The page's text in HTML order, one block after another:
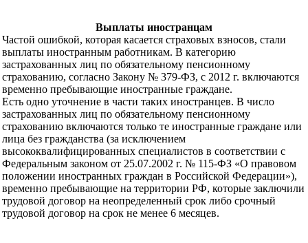
Выплаты иностранцам
Частой ошибкой, которая касается страховых взносов, стали
выплаты иностранным работникам. В категорию
застрахованных лиц по обязательному пенсионному
страхованию, согласно Закону № 379-ФЗ, с 2012 г. включаются
временно пребывающие иностранные граждане.
Есть одно уточнение в части таких иностранцев. В число
застрахованных лиц по обязательному пенсионному
страхованию включаются только те иностранные граждане или
лица без гражданства (за исключением
высококвалифицированных специалистов в соответствии с
Федеральным законом от 25.07.2002 г. № 115-ФЗ «О правовом
положении иностранных граждан в Российской Федерации»),
временно пребывающие на территории РФ, которые заключили
трудовой договор на неопределенный срок либо срочный
трудовой договор на срок не менее 6 месяцев.